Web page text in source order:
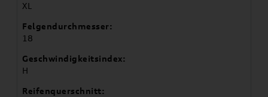
XL
Felgendurchmesser:
18
Geschwindigkeitsindex:
H
Reifenquerschnitt: